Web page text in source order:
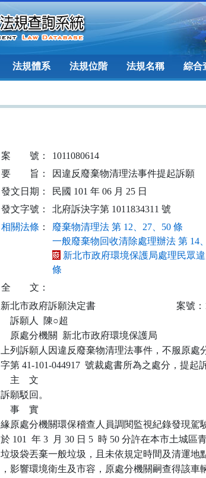
法規體系 法規位階 法規名稱 綜合
案 號：
1011080614
要
旨：
因違反廢棄物清理法事件提起訴願
發文日期：
民國 101 年 06 月 25 日
發文字號：
北府訴決字第 1011834311 號
相關法條 ：
廢棄物清理法 第 12、27、50 條
一般廢棄物回收清除處理辦法 第 14
新北市政府環境保護局處理民眾
條
全
文：
新北市政府訴願決定書                                  案號：
    訴願人  陳○超
    原處分機關  新北市政府環境保護局
上列訴願人因違反廢棄物清理法事件，不服原處
字第 41-101-044917  號裁處書所為之處分，提起
    主    文
訴願駁回。
    事    實
緣原處分機關環保稽查人員調閱監視紀錄發現駕
於 101  年 3  月 30 日 5  時 50 分許在本市土城區
垃圾袋丟棄一般垃圾，且未依規定時間及清運地
，影響環境衛生及市容，原處分機關嗣查得該